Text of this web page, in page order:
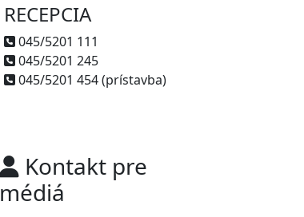
RECEPCIA
045/5201 111
045/5201 245
045/5201 454 (prístavba)
Kontakt pre
médiá